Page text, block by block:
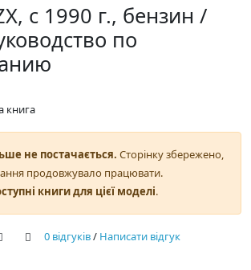
с 1990 г., бензин /
по
книга
не постачається. Сторінку збережено,
продовжувало працювати.
книги для цієї моделі.
0 відгуків/ Написати відгук